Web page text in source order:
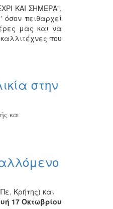
ΚΑΙ ΣΗΜΕΡΑ”,
πειθαρχεί
μας και να
που
στην
και
Κρήτης) και
17 Οκτωβρίου